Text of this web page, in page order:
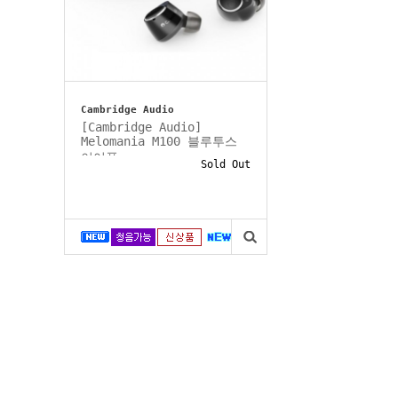
Cambridge Audio
[Cambridge Audio]
Melomania M100 블루투스
이어폰
Sold Out